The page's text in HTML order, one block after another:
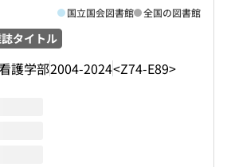
タイトル
護学部2004-2024<Z74-E89>
国立国会図書館 全国の図書館